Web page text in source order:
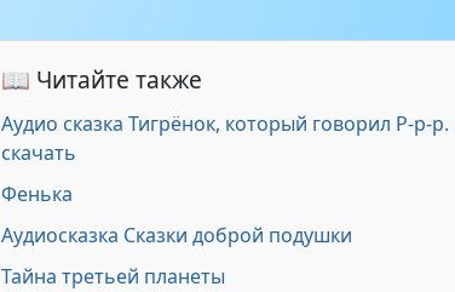
📖 Читайте также
Аудио сказка Тигрёнок, который говорил Р-р-
скачать
Фенька
Аудиосказка Сказки доброй подушки
Тайна третьей планеты